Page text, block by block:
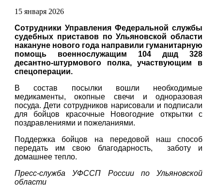
15 января 2026
Сотрудники Управления Федеральной службы
судебных приставов по Ульяновской области
накануне нового года направили гуманитарную
помощь военнослужащим 104 дшд 328
десантно-штурмового полка, участвующим в
спецоперации.
В состав посылки вошли необходимые
медикаменты, окопные свечи и одноразовая
посуда. Дети сотрудников нарисовали и подписали
для бойцов красочные Новогодние открытки с
поздравлениями и пожеланиями.
Поддержка бойцов на передовой наш способ
передать им свою благодарность, заботу и
домашнее тепло.
Пресс-служба УФССП России по Ульяновской
области